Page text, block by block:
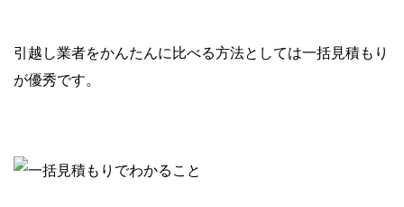
引越し業者をかんたんに比べる方法としては一括見積もり
が優秀です。